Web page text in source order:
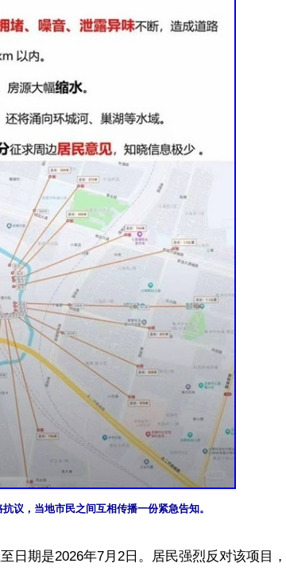
议，当地市民之间互相传播一份紧急告知。
日期是2026年7月2日。居民强烈反对该项目，